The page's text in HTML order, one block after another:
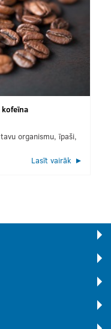
kofeīna
organismu, īpaši,
Lasīt vairāk